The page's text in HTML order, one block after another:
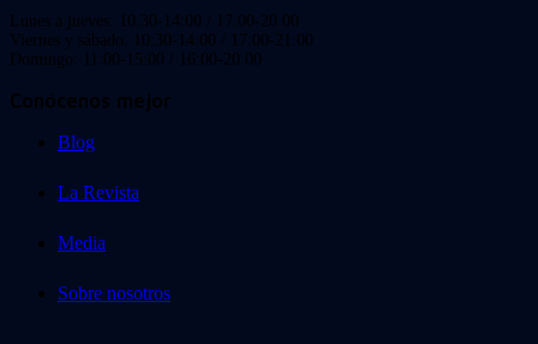
Lunes a jueves: 10:30-14:00 / 17:00-20:00
Viernes y sábado: 10:30-14:00 / 17:00-21:00
Domingo: 11:00-15:00 / 16:00-20:00
Conócenos mejor
Blog
La Revista
Media
Sobre nosotros